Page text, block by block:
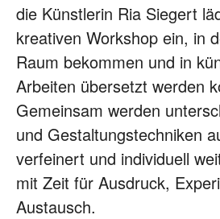
die Künstlerin Ria Siegert
kreativen Workshop ein, in
Raum bekommen und in
Arbeiten übersetzt werden
Gemeinsam werden
und Gestaltungstechniken
verfeinert und individuell
mit Zeit für Ausdruck,
Austausch.